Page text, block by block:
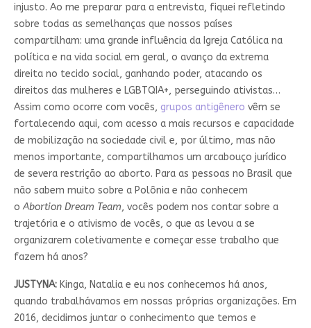
injusto. Ao me preparar para a entrevista, fiquei refletindo
sobre todas as semelhanças que nossos países
compartilham: uma grande influência da Igreja Católica na
política e na vida social em geral, o avanço da extrema
direita no tecido social, ganhando poder, atacando os
direitos das mulheres e LGBTQIA+, perseguindo ativistas…
Assim como ocorre com vocês, grupos antigênero vêm se
fortalecendo aqui, com acesso a mais recursos e capacidade
de mobilização na sociedade civil e, por último, mas não
menos importante, compartilhamos um arcabouço jurídico
de severa restrição ao aborto. Para as pessoas no Brasil que
não sabem muito sobre a Polônia e não conhecem
oAbortion Dream Team, vocês podem nos contar sobre a
trajetória e o ativismo de vocês, o que as levou a se
organizarem coletivamente e começar esse trabalho que
fazem há anos?
JUSTYNA: Kinga, Natalia e eu nos conhecemos há anos,
quando trabalhávamos em nossas próprias organizações. Em
2016, decidimos juntar o conhecimento que temos e